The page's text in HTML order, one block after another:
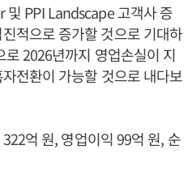
및 PPI Landscape 고객사 증
적으로 증가할 것으로 기대하
2026년까지 영업손실이 지
전환이 가능할 것으로 내다보
억 원, 영업이익 99억 원, 순